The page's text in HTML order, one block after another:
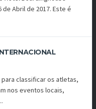
Abril de 2017. Este é
para classificar os atletas,
nos eventos locais,